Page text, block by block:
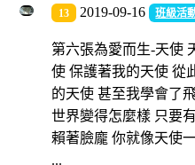
13 2019-09-16 班級活
第六張為愛而生-天使
使 保護著我的天使 從
的天使 甚至我學會了
世界變得怎麼樣 只要
賴著臉龐 你就像天使
...